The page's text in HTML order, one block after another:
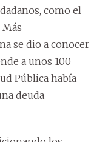
como el
Más
se dio a conocer
a unos 100
Pública había
deuda